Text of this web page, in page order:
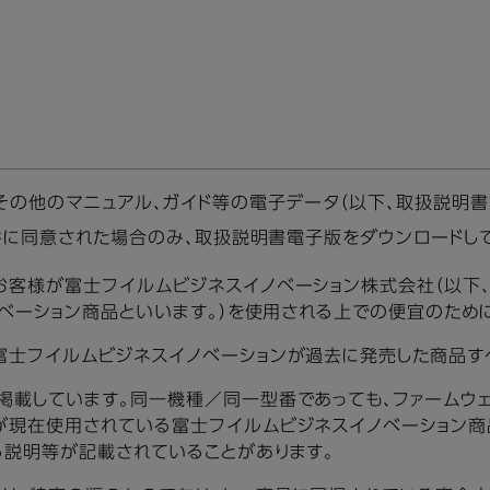
のマニュアル、ガイド等の電子データ（以下、取扱説明書
同意された場合のみ、取扱説明書電子版をダウンロードし
様が富士フイルムビジネスイノベーション株式会社（以下
ーション商品といいます。）を使用される上での便宜のため
フイルムビジネスイノベーションが過去に発売した商品
しています。同一機種／同一型番であっても、ファームウ
在使用されている富士フイルムビジネスイノベーション
明等が記載されていることがあります。